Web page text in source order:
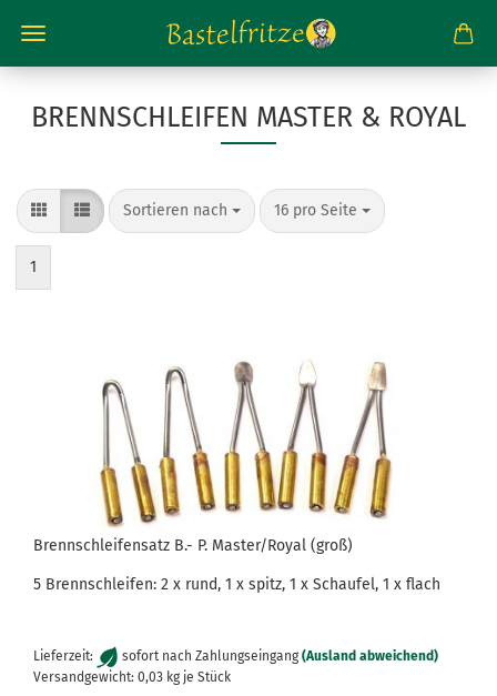
BRENNSCHLEIFEN MASTER & ROYAL
Sortieren nach
Sortieren nach 16 pro Seite
pro Seite
1
Brennschleifensatz B.- P. Master/Royal (groß)
5 Brennschleifen: 2 x rund, 1 x spitz, 1 x Schaufel, 1 x flach
Lieferzeit: sofort nach Zahlungseingang (Ausland abweichend)
Versandgewicht: 0,03 kg je Stück